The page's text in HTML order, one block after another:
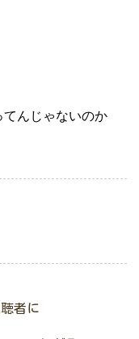
んじゃないのか
者に